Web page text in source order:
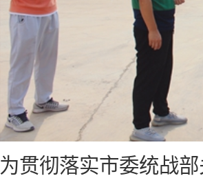
为贯彻落实市委统战